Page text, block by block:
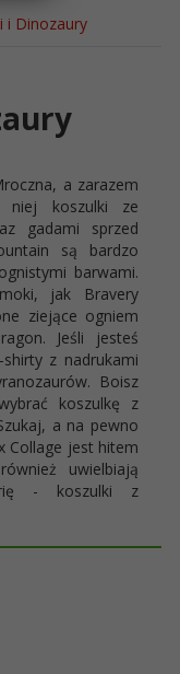
i Dinozaury
a zarazem
niej koszulki ze
gadami sprzed
są bardzo
barwami.
jak Bravery
ziejące ogniem
Jeśli jesteś
z nadrukami
Boisz
koszulkę z
a na pewno
Collage jest hitem
uwielbiają
- koszulki z